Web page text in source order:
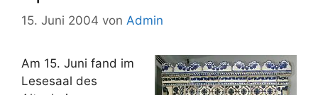
15. Juni 2004 von Admin
Am 15. Juni fand im
Lesesaal des